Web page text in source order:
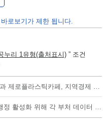
로보기가 제한 됩니다.
누리 1유형(출처표시) ” 조건
청년마을기업과 제로플라스틱카페, 지역경제 활성화와 기후변화 대응에 앞장서다
데이터 기반 행정 활성화 위해 각 부처 데이터 칸막이 없앤다